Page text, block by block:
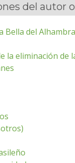
del autor
Bella del Alhambra
la eliminación de